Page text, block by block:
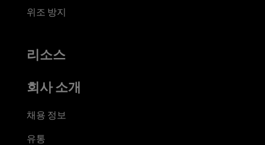
위조 방지
리소스
회사 소개
채용 정보
유통